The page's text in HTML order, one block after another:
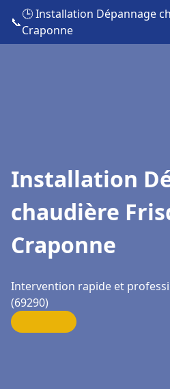
📞
🕒 Installation Dépannage
Craponne
Installation
chaudière
Craponne
Intervention rapide et
(69290)